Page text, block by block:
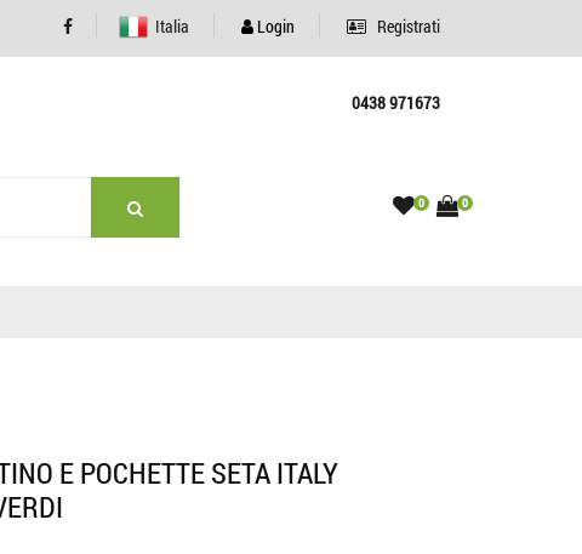
Italia Login Registrati
0438 971673
0 0
E POCHETTE SETA ITALY